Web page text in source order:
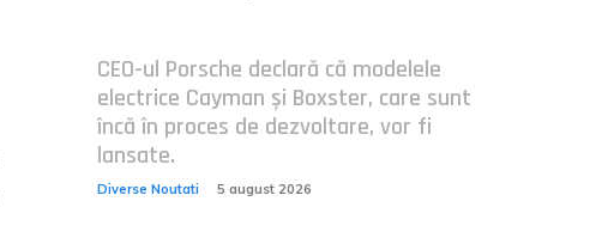
CEO-ul Porsche declară că modelele
electrice Cayman și Boxster, care sunt
încă în proces de dezvoltare, vor fi
lansate.
Diverse Noutati 5 august 2026